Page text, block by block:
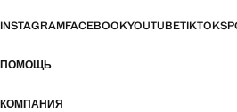
INSTAGRAMFACEBOOKYOUTUBETIKTOK
ПОМОЩЬ
КОМПАНИЯ